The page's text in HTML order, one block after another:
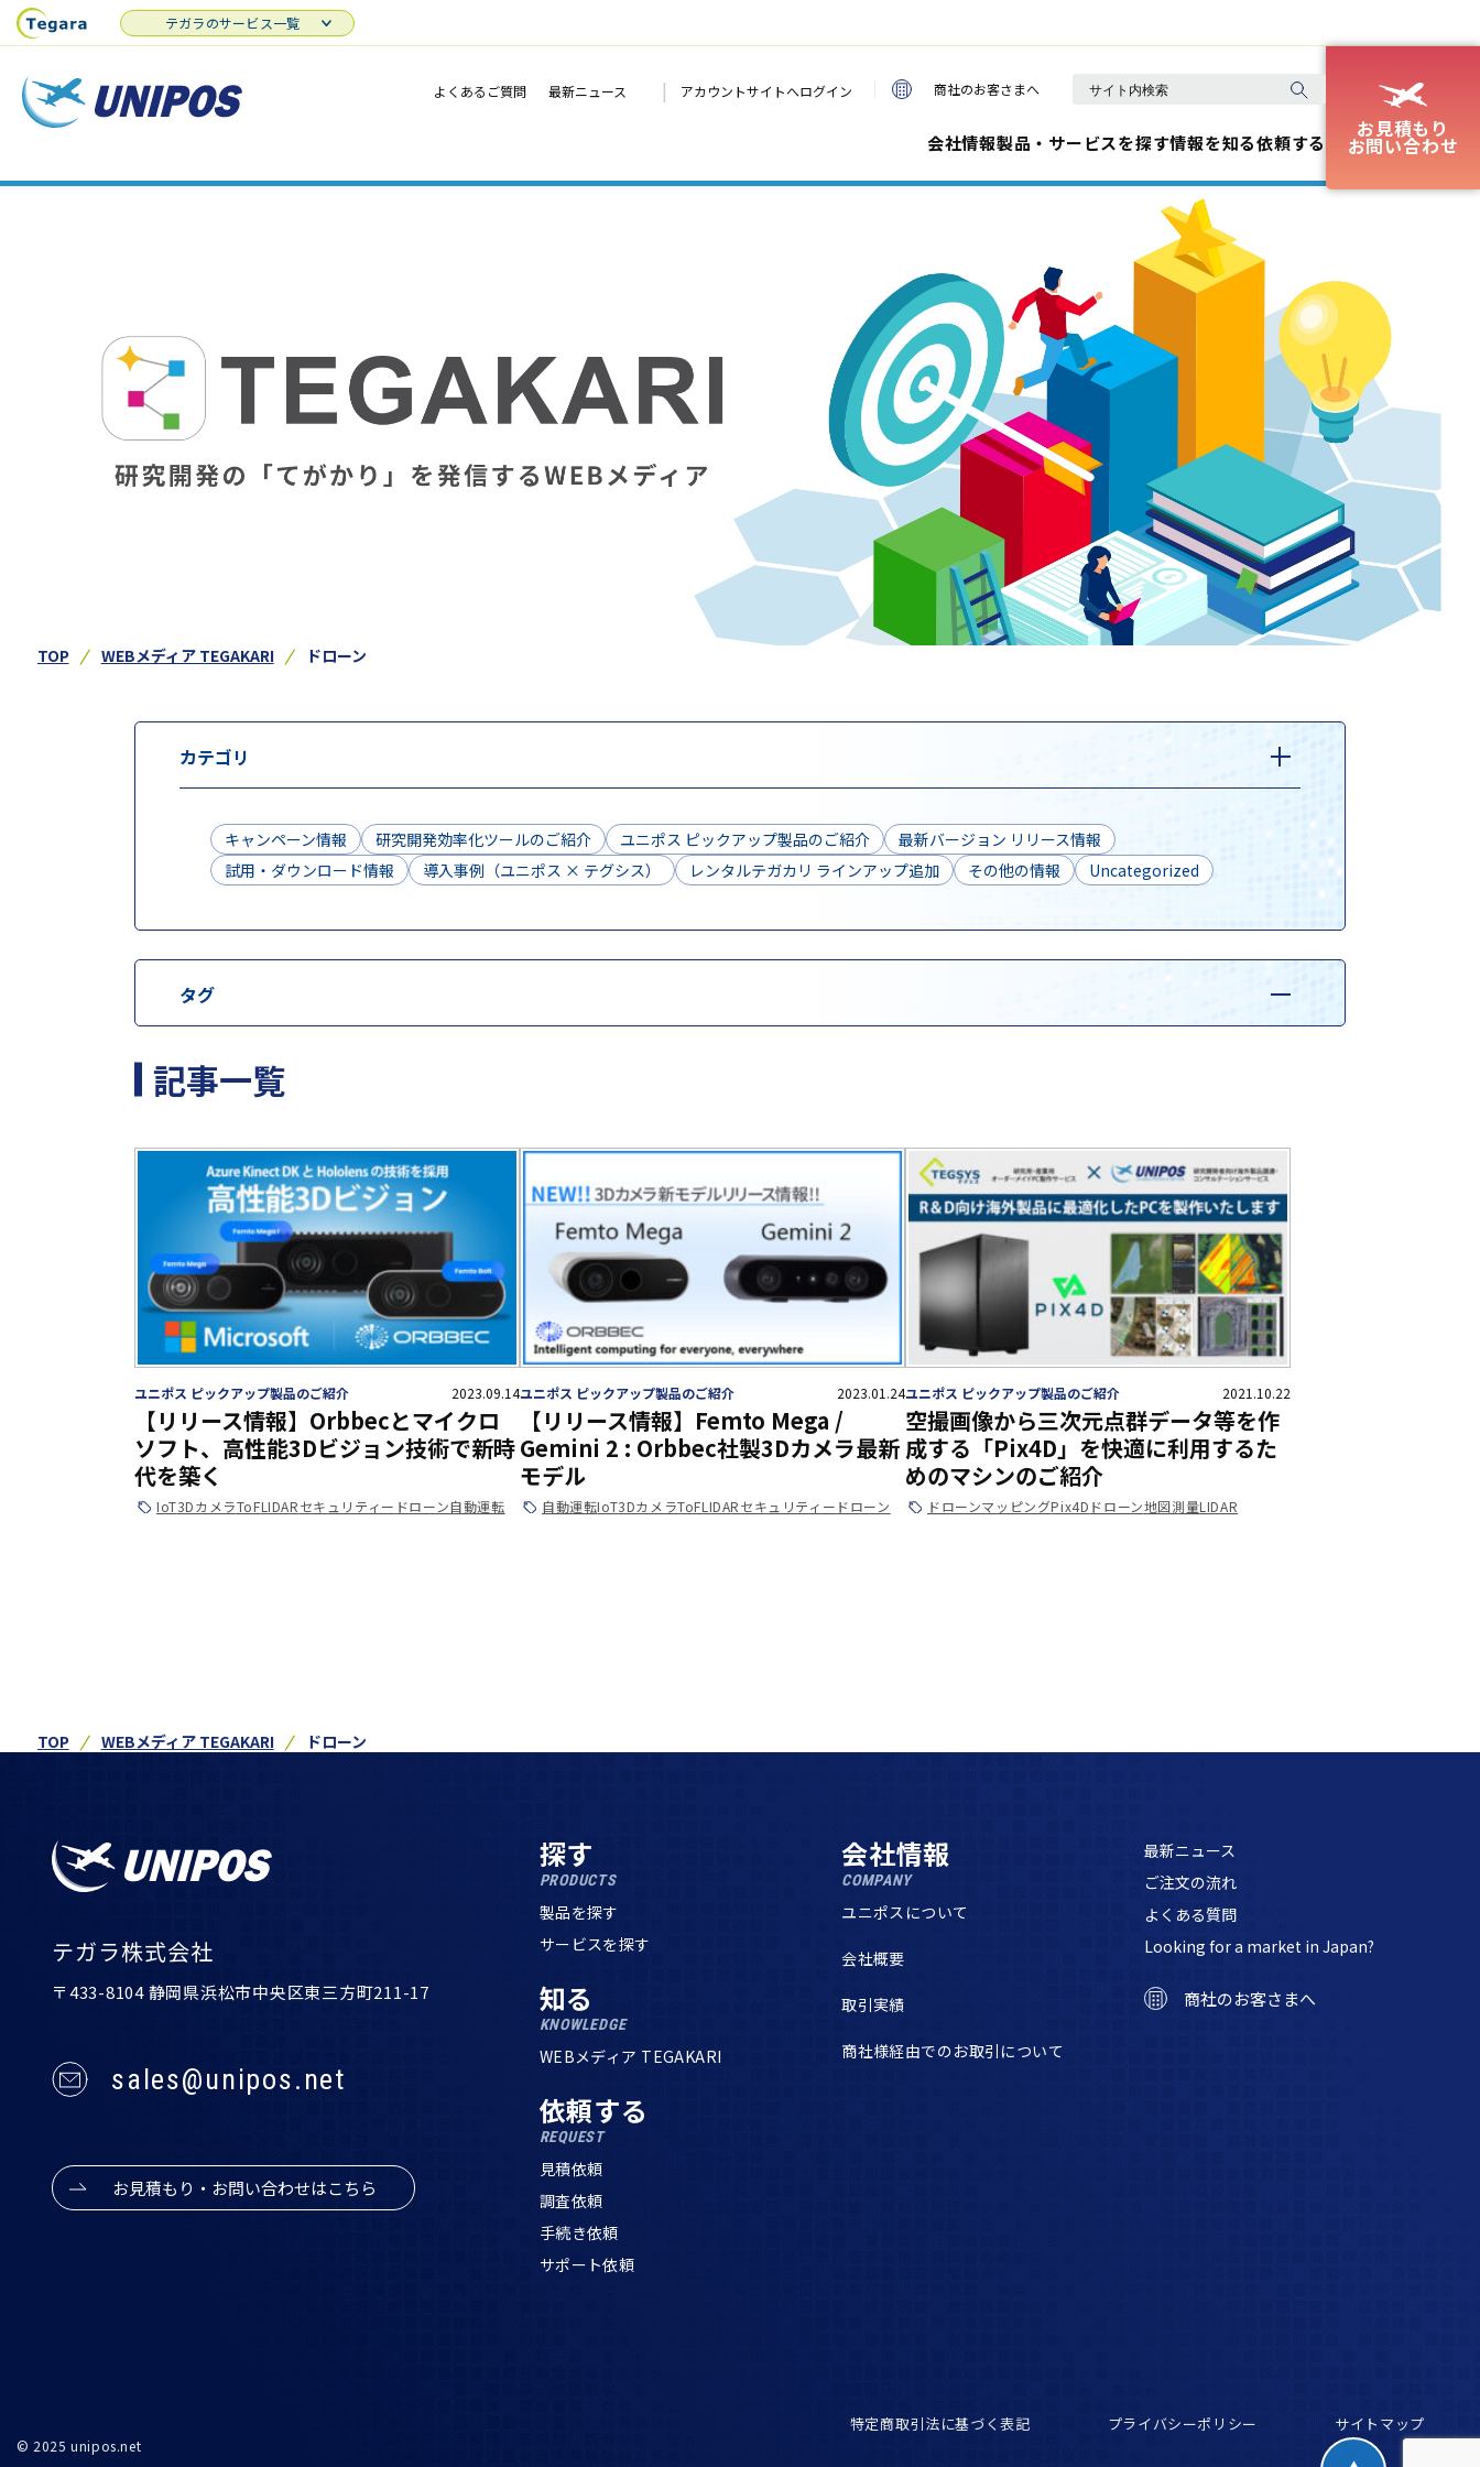
よくあるご質問 最新ニュース | アカウントサイトへログイン 商社のお客さまへ
会社情報製品・サービスを探す情報を知る依頼する
お見積もり
お問い合わせ
テガラのサービス一覧
TOP WEBメディア TEGAKARI ドローン
カテゴリ
キャンペーン情報 研究開発効率化ツールのご紹介 ユニポス ピックアップ製品のご紹介
最新バージョン リリース情報
試用・ダウンロード情報
導入事例（ユニポス × テグシス） レンタルテガカリ ラインアップ追加 その他の情報 Uncategorized
タグ
記事一覧
ユニポス ピックアップ製品のご紹介 2023.09.14
【リリース情報】Orbbecとマイクロ
ソフト、高性能3Dビジョン技術で新時
代を築く
IoT3DカメラToFLIDARセキュリティー ドローン自動運転
ユニポス ピックアップ製品のご紹介 2023.01.24
【リリース情報】Femto Mega /
Gemini 2 : Orbbec社製3Dカメラ最新
モデル
自動運転IoT3DカメラToFLIDARセキュリティー ドローン
ユニポス ピックアップ製品のご紹介 2021.10.22
空撮画像から三次元点群データ等を作
成する「Pix4D」を快適に利用するた
めのマシンのご紹介
ドローンマッピングPix4D ドローン地図測量LIDAR
TOP WEBメディア TEGAKARI ドローン
テガラ株式会社
〒433-8104 静岡県浜松市中央区東三方町211-17
sales@unipos.net
お見積もり・お問い合わせはこちら
探す
PRODUCTS
製品を探す
サービスを探す
知る
KNOWLEDGE
WEBメディア TEGAKARI
依頼する
REQUEST
見積依頼
調査依頼
手続き依頼
サポート依頼
会社情報
COMPANY
ユニポスについて
会社概要
取引実績
商社様経由でのお取引について
最新ニュース
ご注文の流れ
よくある質問
Looking for a market in Japan?
商社のお客さまへ
© 2025 unipos.net
特定商取引法に基づく表記 プライバシーポリシー サイトマップ